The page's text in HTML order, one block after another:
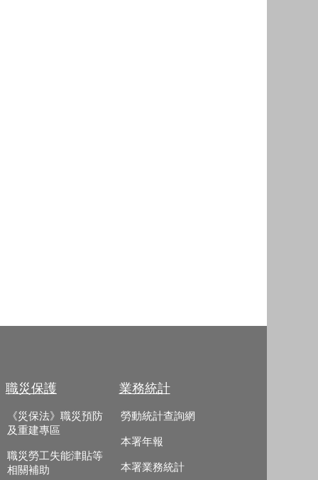
職災保護
《災保法》職災預防
及重建專區
職災勞工失能津貼等
相關補助
業務統計
勞動統計查詢網
本署年報
本署業務統計